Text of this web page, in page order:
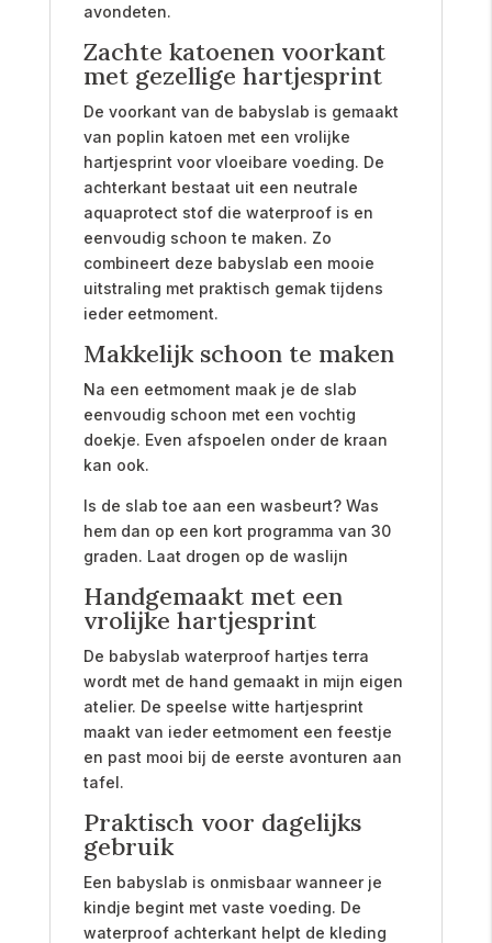
avondeten.
Zachte katoenen voorkant
met gezellige hartjesprint
De voorkant van de babyslab is gemaakt
van poplin katoen met een vrolijke
hartjesprint voor vloeibare voeding. De
achterkant bestaat uit een neutrale
aquaprotect stof die waterproof is en
eenvoudig schoon te maken. Zo
combineert deze babyslab een mooie
uitstraling met praktisch gemak tijdens
ieder eetmoment.
Makkelijk schoon te maken
Na een eetmoment maak je de slab
eenvoudig schoon met een vochtig
doekje. Even afspoelen onder de kraan
kan ook.
Is de slab toe aan een wasbeurt? Was
hem dan op een kort programma van 30
graden. Laat drogen op de waslijn
Handgemaakt met een
vrolijke hartjesprint
De babyslab waterproof hartjes terra
wordt met de hand gemaakt in mijn eigen
atelier. De speelse witte hartjesprint
maakt van ieder eetmoment een feestje
en past mooi bij de eerste avonturen aan
tafel.
Praktisch voor dagelijks
gebruik
Een babyslab is onmisbaar wanneer je
kindje begint met vaste voeding. De
waterproof achterkant helpt de kleding